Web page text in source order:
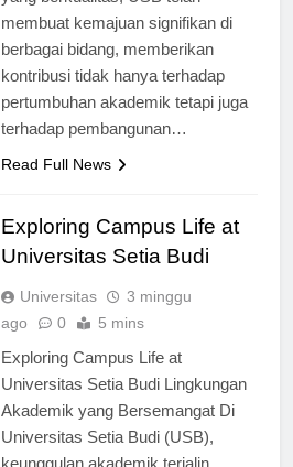
yang berkualitas, USB telah
membuat kemajuan signifikan di
berbagai bidang, memberikan
kontribusi tidak hanya terhadap
pertumbuhan akademik tetapi juga
Exploring Campus Life at
Universitas
3 minggu
Exploring Campus Life at
Universitas Setia Budi Lingkungan
Akademik yang Bersemangat Di
Universitas Setia Budi (USB),